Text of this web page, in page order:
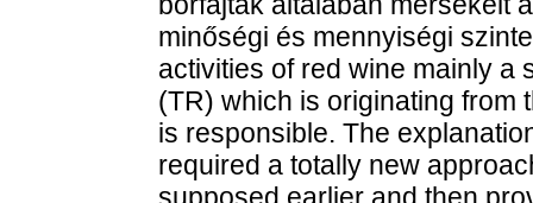
minőségi és mennyiségi
activities of red wine mainly a
(TR) which is originating from
is responsible. The
required a totally new